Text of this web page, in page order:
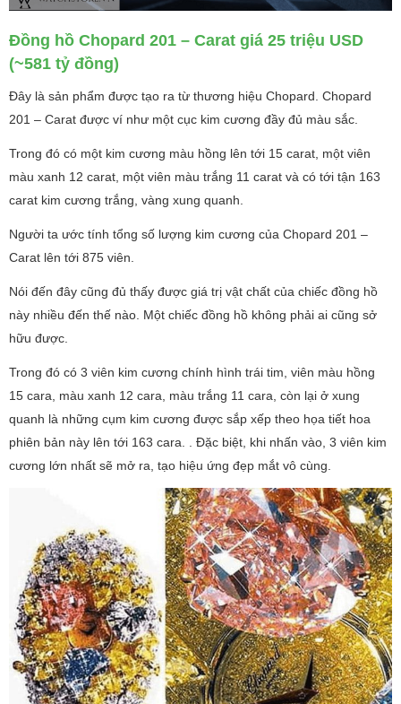
Đồng hồ Chopard 201 – Carat giá 25 triệu USD
(~581 tỷ đồng)
Đây là sản phẩm được tạo ra từ thương hiệu Chopard. Chopard
201 – Carat được ví như một cục kim cương đầy đủ màu sắc.
Trong đó có một kim cương màu hồng lên tới 15 carat, một viên
màu xanh 12 carat, một viên màu trắng 11 carat và có tới tận 163
carat kim cương trắng, vàng xung quanh.
Người ta ước tính tổng số lượng kim cương của Chopard 201 –
Carat lên tới 875 viên.
Nói đến đây cũng đủ thấy được giá trị vật chất của chiếc đồng hồ
này nhiều đến thế nào. Một chiếc đồng hồ không phải ai cũng sở
hữu được.
Trong đó có 3 viên kim cương chính hình trái tim, viên màu hồng
15 cara, màu xanh 12 cara, màu trắng 11 cara, còn lại ở xung
quanh là những cụm kim cương được sắp xếp theo họa tiết hoa
phiên bản này lên tới 163 cara. . Đặc biệt, khi nhấn vào, 3 viên kim
cương lớn nhất sẽ mở ra, tạo hiệu ứng đẹp mắt vô cùng.